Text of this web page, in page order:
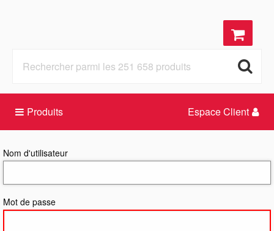
Produits Espace Client
Nom d'utilisateur
Mot de passe